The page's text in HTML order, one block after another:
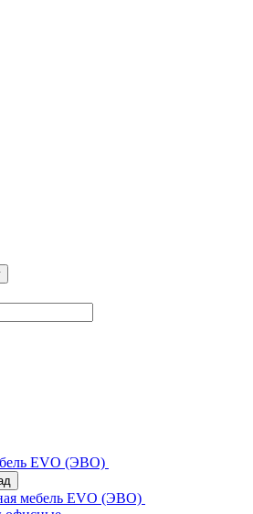
EVO (ЭВО)
мебель EVO (ЭВО)